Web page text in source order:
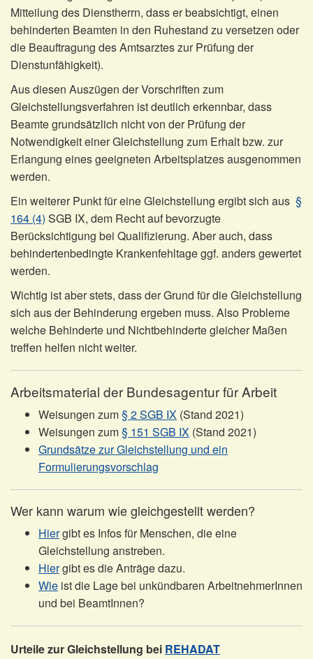
Mitteilung des Dienstherrn, dass er beabsichtigt, einen
behinderten Beamten in den Ruhestand zu versetzen oder
die Beauftragung des Amtsarztes zur Prüfung der
Dienstunfähigkeit).
Aus diesen Auszügen der Vorschriften zum
Gleichstellungsverfahren ist deutlich erkennbar, dass
Beamte grundsätzlich nicht von der Prüfung der
Notwendigkeit einer Gleichstellung zum Erhalt bzw. zur
Erlangung eines geeigneten Arbeitsplatzes ausgenommen
werden.
Ein weiterer Punkt für eine Gleichstellung ergibt sich aus §
164 (4) SGB IX, dem Recht auf bevorzugte
Berücksichtigung bei Qualifizierung. Aber auch, dass
behindertenbedingte Krankenfehltage ggf. anders gewertet
werden.
Wichtig ist aber stets, dass der Grund für die Gleichstellung
sich aus der Behinderung ergeben muss. Also Probleme
welche Behinderte und Nichtbehinderte gleicher Maßen
treffen helfen nicht weiter.
Arbeitsmaterial der Bundesagentur für Arbeit
Weisungen zum§ 2 SGB IX (Stand 2021)
Weisungen zum§ 151 SGB IX (Stand 2021)
Grundsätze zur Gleichstellung und ein
Formulierungsvorschlag
Wer kann warum wie gleichgestellt werden?
Hiergibt es Infos für Menschen, die eine
Gleichstellung anstreben.
Hiergibt es die Anträge dazu.
Wie ist die Lage bei unkündbaren ArbeitnehmerInnen
und bei BeamtInnen?
Urteile zur Gleichstellung bei REHADAT